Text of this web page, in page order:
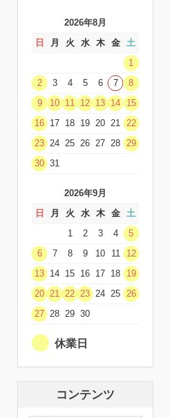
2026年8月
日
月 火 水 木 金
土
1
2
3 4 5 6 7
8
9
10 11 12 13 14
15
16 17 18 19 20 21 22
23 24 25 26 27 28 29
30 31
2026年9月
日
月 火 水 木 金
土
1
2 3 4
5
6
7 8 9 10 11
12
13 14 15 16 17 18
19
20 21 22 23 24 25 26
27 28 29 30
休業日
コンテンツ